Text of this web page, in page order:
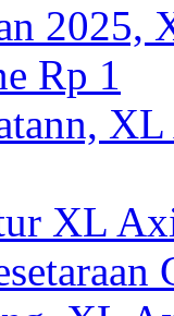
2025,
Rp 1
XL